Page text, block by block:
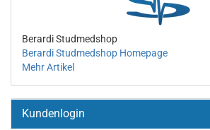
Berardi Studmedshop
Berardi Studmedshop Homepage
Mehr Artikel
Kundenlogin